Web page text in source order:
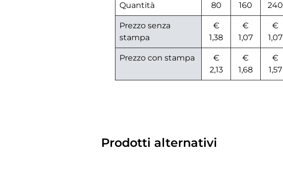
Quantità 80 160 240
Prezzo senza
stampa
€
1,38
€
1,07
€
1,07
Prezzo con stampa
€
2,13
€
1,68
€
1,57
Prodotti alternativi